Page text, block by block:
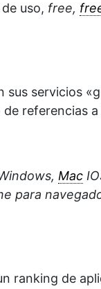
uso, free,
sus servicios
referencias
Mac
para
ranking de